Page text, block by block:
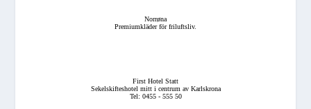
Norrøna
Premiumkläder för friluftsliv.
First Hotel Statt
Sekelskifteshotel mitt i centrum av Karlskrona
Tel: 0455 - 555 50